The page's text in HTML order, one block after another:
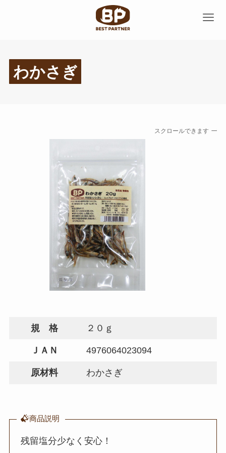
わかさぎ
スクロールできます
規 格 ２０ｇ
ＪＡＮ 4976064023094
原材料 わかさぎ
商品説明
残留塩分少なく安心！